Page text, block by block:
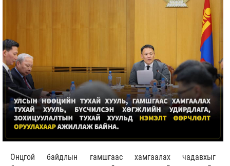
Онцгой байдлын гамшгаас хамгаалах чадавхыг